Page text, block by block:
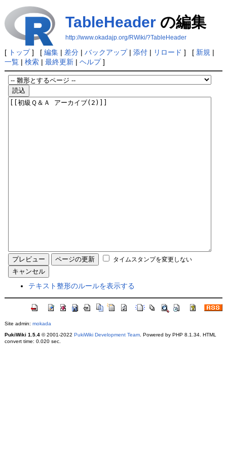
TableHeaderの編集
http://www.okadajp.org/RWiki/?TableHeader
[ トップ] [ 編集| 差分| バックアップ| 添付| リロード ] [ 新規 |
一覧| 検索| 最終更新| ヘルプ]
タイムスタンプを変更しない
テキスト整形のルールを表示する
Site admin: mokada
PukiWiki 1.5.4© 2001-2022 PukiWiki Development Team. Powered by PHP 8.1.34. HTML
convert time: 0.020 sec.